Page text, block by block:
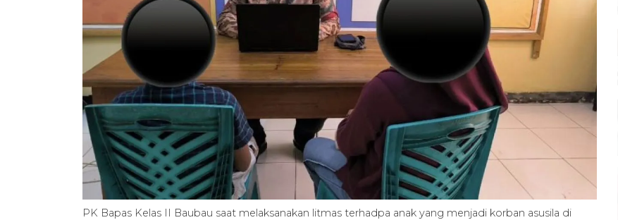
PK Bapas Kelas II Baubau saat melaksanakan litmas terhadpa anak yang menjadi korban asusila di